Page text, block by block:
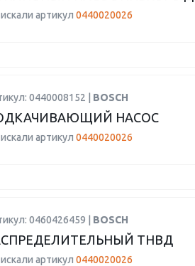
артикул 0440020026
0440008152 | BOSCH
НАСОС
артикул 0440020026
0460426459 | BOSCH
ТНВД
артикул 0440020026